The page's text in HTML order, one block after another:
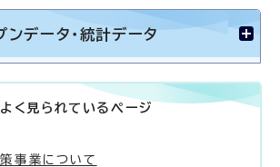
ンデータ・統計データ
よく見られているページ
事業について